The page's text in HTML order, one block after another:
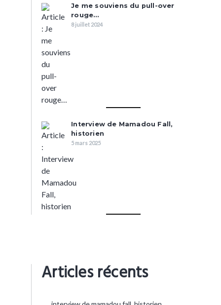
Je me souviens du pull-over
rouge…
8 juillet 2024
Interview de Mamadou Fall,
historien
5 mars 2025
Articles récents